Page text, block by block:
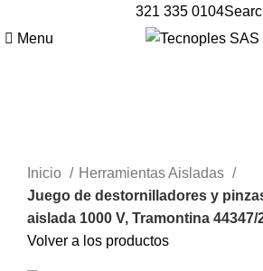
321 335 0104
Menu
Inicio
Herramientas Aisladas
Juego de destornilladores y
aislada 1000 V, Tramontina 44347/
Volver a los productos